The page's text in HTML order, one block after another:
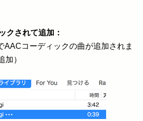
クされて追加：
AACコーディックの曲が追加されま
加）